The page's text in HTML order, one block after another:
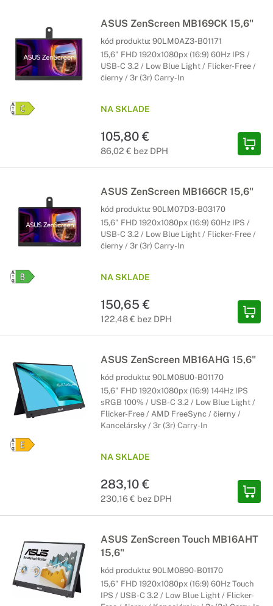
ASUS ZenScreen MB169CK 15,6"
kód produktu: 90LM0AZ3-B01171
15,6" FHD 1920x1080px (16:9) 60Hz IPS /
USB-C 3.2 / Low Blue Light / Flicker-Free /
čierny / 3r (3r) Carry-In
NA SKLADE
105,80 €
86,02 € bez DPH
ASUS ZenScreen MB166CR 15,6"
kód produktu: 90LM07D3-B03170
15,6" FHD 1920x1080px (16:9) 60Hz IPS /
USB-C 3.2 / Low Blue Light / Flicker-Free /
čierny / 3r (3r) Carry-In
NA SKLADE
150,65 €
122,48 € bez DPH
ASUS ZenScreen MB16AHG 15,6"
kód produktu: 90LM08U0-B01170
15,6" FHD 1920x1080px (16:9) 144Hz IPS
sRGB 100% / USB-C 3.2 / Low Blue Light /
Flicker-Free / AMD FreeSync / čierny /
Kancelársky / 3r (3r) Carry-In
NA SKLADE
283,10 €
230,16 € bez DPH
ASUS ZenScreen Touch MB16AHT
15,6"
kód produktu: 90LM0890-B01170
15,6" FHD 1920x1080px (16:9) 60Hz Touch
IPS / USB-C 3.2 / Low Blue Light / Flicker-